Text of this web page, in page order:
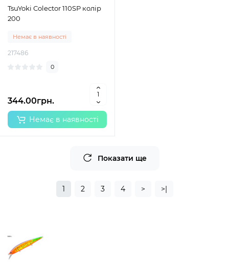
TsuYoki Colector 110SP колір
200
Немає в наявності
217486
0
344.00грн.
Немає в наявності
Показати ще
1 2 3 4 > >|